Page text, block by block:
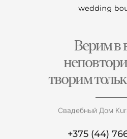
+375 (44)
Верим в
творим
Свадебный Дом